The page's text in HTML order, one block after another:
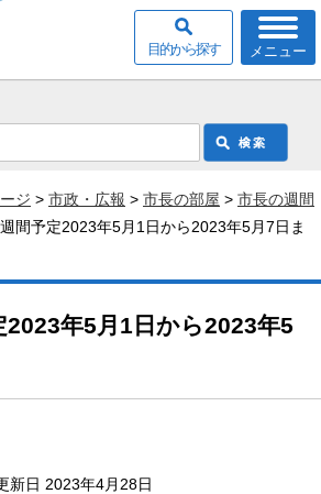
メニュー
目的から探す
ジ > 市政・広報 > 市長の部屋 > 市長の週間
間予定2023年5月1日から2023年5月7日ま
2023年5月1日から2023年5
日 2023年4月28日